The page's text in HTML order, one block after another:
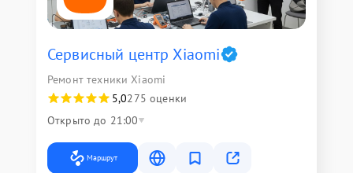
Сервисный центр Xiaomi
Ремонт техники Xiaomi
5,0275 оценки
Открыто до 21:00
Маршрут